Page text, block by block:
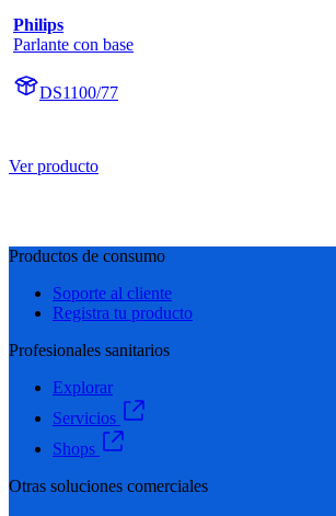
Philips
Parlante con base
DS1100/77
Ver producto
Productos de consumo
Soporte al cliente
Registra tu producto
Profesionales sanitarios
Explorar
Servicios
Shops
Otras soluciones comerciales